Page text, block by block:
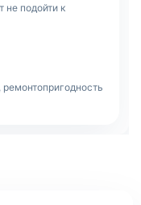
подойти к